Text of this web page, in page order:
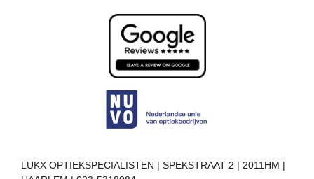
LUKX OPTIEKSPECIALISTEN | SPEKSTRAAT 2 | 2011HM |